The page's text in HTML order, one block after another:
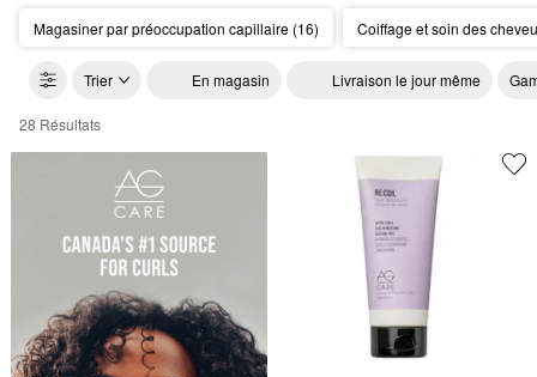
Magasiner par préoccupation capillaire (16) Coiffage et soin des
Trier En magasin Livraison le jour même
AG Care Cheveux
28 Résultats